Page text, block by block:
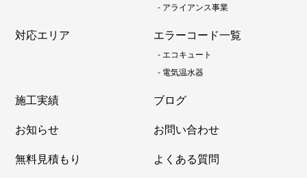
- アライアンス事業
対応エリア エラーコード一覧
-エコキュート
- 電気温水器
施工実績
ブログ
お知らせ
お問い合わせ
無料見積もり
よくある質問